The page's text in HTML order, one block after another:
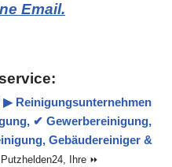
Email.
Reinigungsunternehmen
✔ Gewerbereinigung,
Gebäudereiniger &
Ihre ⏩